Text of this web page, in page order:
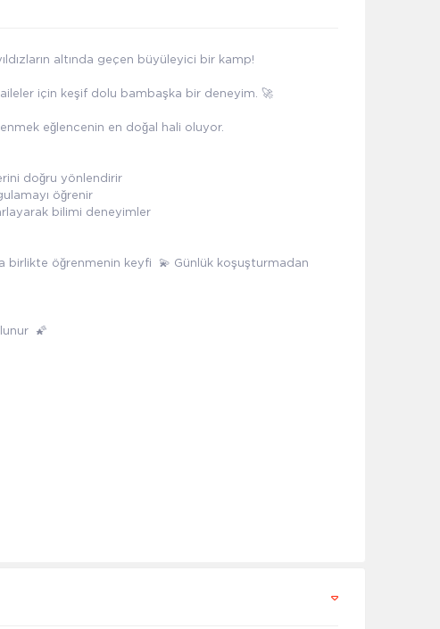
altında geçen büyüleyici bir kamp!
için keşif dolu bambaşka bir deneyim. 🚀
eğlencenin en doğal hali oluyor.
doğru yönlendirir
öğrenir
bilimi deneyimler
birlikte öğrenmenin keyfi 💫 Günlük koşuşturmadan
🌠